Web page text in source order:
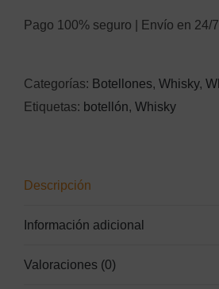
Pago 100% seguro | Envío en 24/
Categorías: Botellones, Whisky,
Etiquetas: botellón, Whisky
Descripción
Información adicional
Valoraciones (0)